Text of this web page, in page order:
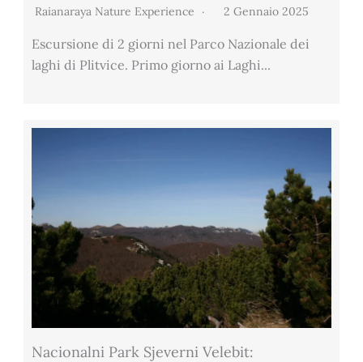
Raianaraya Nature Experience 2 Gennaio 2025
Escursione di 2 giorni nel Parco Nazionale dei
laghi di Plitvice. Primo giorno ai Laghi...
Nacionalni Park Sjeverni Velebit: